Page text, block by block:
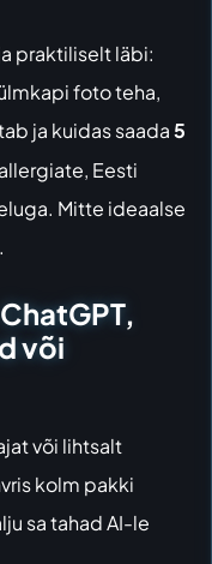
praktiliselt läbi:
foto teha,
ja kuidas saada5
Eesti
Mitte ideaalse
või
või lihtsalt
kolm pakki
sa tahad AI-le